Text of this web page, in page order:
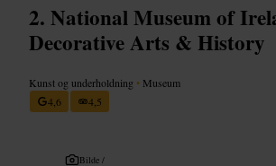
National Museum of
Decorative Arts & History
Kunst og underholdning • Museum
4,6
4,5
Bilde /